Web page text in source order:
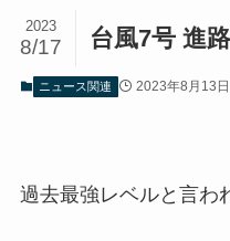
台風7号 進
2023
8/17
ニュース関連 2023年8月13日
過去最強レベルと言わ